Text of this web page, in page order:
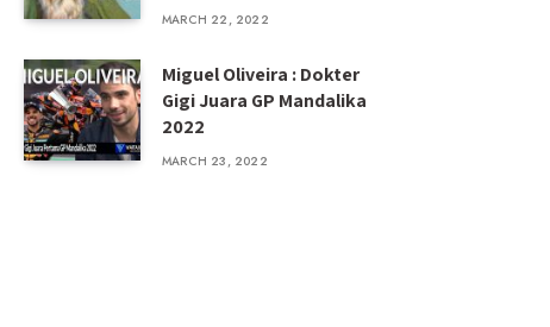
MARCH 22, 2022
Miguel Oliveira : Dokter
Gigi Juara GP Mandalika
2022
MARCH 23, 2022